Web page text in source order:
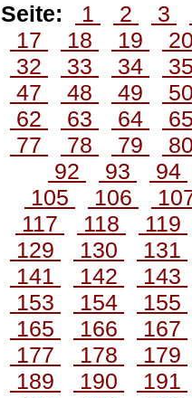
Seite: 1 2 3
17
18 19
32
33 34
47
48 49
62
63 64
77
78 79
92
93
94
105
106
117
118
119
129
130
131
141
142
143
153
154
155
165
166
167
177
178
179
189
190
191